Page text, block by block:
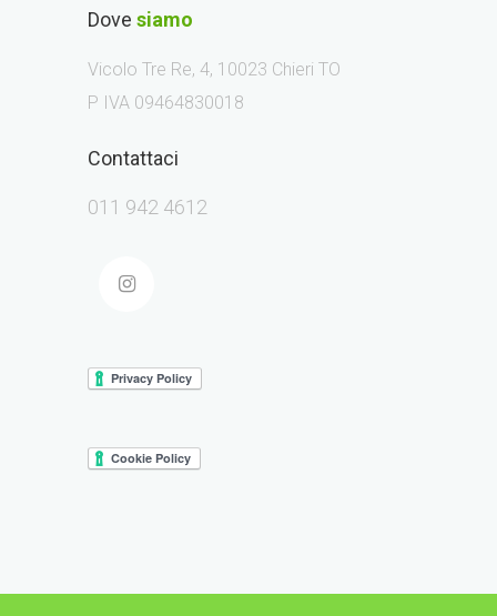
Dove siamo
Vicolo Tre Re, 4, 10023 Chieri TO
P IVA 09464830018
Contattaci
011 942 4612